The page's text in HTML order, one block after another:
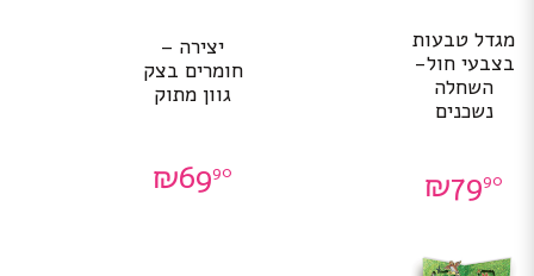
מגדל טבעות
בצבעי חול-
השחלה
נשכנים
₪7990
יצירה –
חומרים בצק
גוון מתוק
₪6990